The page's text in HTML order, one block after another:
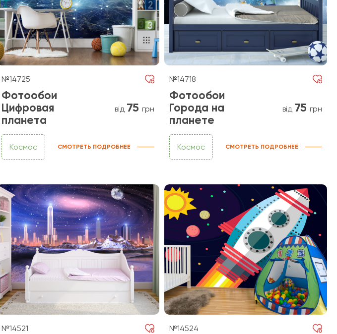
№14725
Фотообои
Цифровая
планета
від 75 грн
Космос СМОТРЕТЬ ПОДРОБНЕЕ
№14718
Фотообои
Города на
планете
від 75 грн
Космос СМОТРЕТЬ ПОДРОБНЕЕ
№14521 №14524